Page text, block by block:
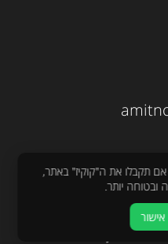
2025
:
sjonnie
אם תקבלו את ה"קוקיז" באתר,
ובטוחה יותר.
אישור